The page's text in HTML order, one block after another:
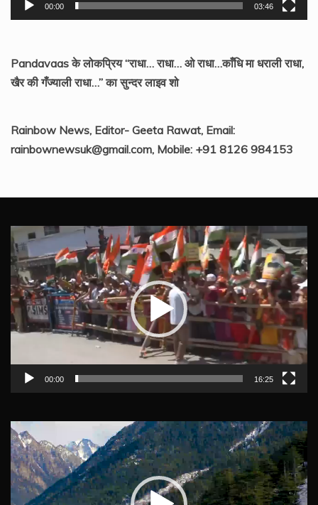
00:00 03:46
Pandavaas के लोकप्रिय “राधा… राधा… ओ राधा…काँधि मा धराली राधा,
खैर की गँज्याली राधा…” का सुन्दर लाइव शो
Rainbow News, Editor- Geeta Rawat, Email:
rainbownewsuk@gmail.com, Mobile: +91 8126 984153
Video
Player
00:00 16:25
Video
Player